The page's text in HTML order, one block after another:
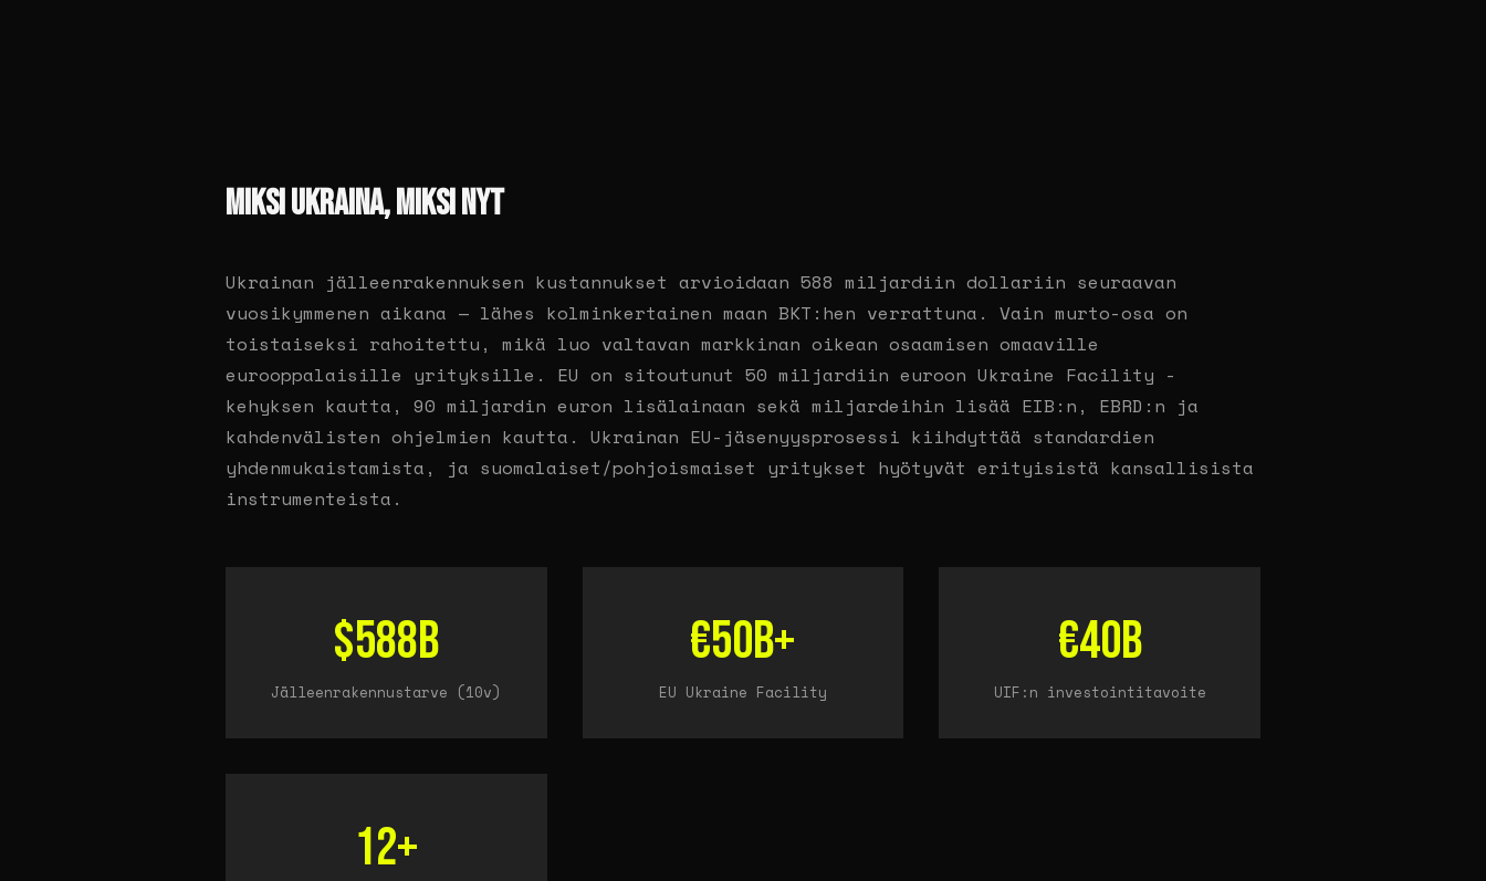
MIKSI UKRAINA, MIKSI NYT
Ukrainan jälleenrakennuksen kustannukset arvioidaan 588 miljardiin dollariin seuraavan
vuosikymmenen aikana — lähes kolminkertainen maan BKT:hen verrattuna. Vain murto-osa on
toistaiseksi rahoitettu, mikä luo valtavan markkinan oikean osaamisen omaaville
eurooppalaisille yrityksille. EU on sitoutunut 50 miljardiin euroon Ukraine Facility -
kehyksen kautta, 90 miljardin euron lisälainaan sekä miljardeihin lisää EIB:n, EBRD:n ja
kahdenvälisten ohjelmien kautta. Ukrainan EU-jäsenyysprosessi kiihdyttää standardien
yhdenmukaistamista, ja suomalaiset/pohjoismaiset yritykset hyötyvät erityisistä kansallisista
instrumenteista.
$588B
Jälleenrakennustarve (10v)
€50B+
EU Ukraine Facility
€40B
UIF:n investointitavoite
12+